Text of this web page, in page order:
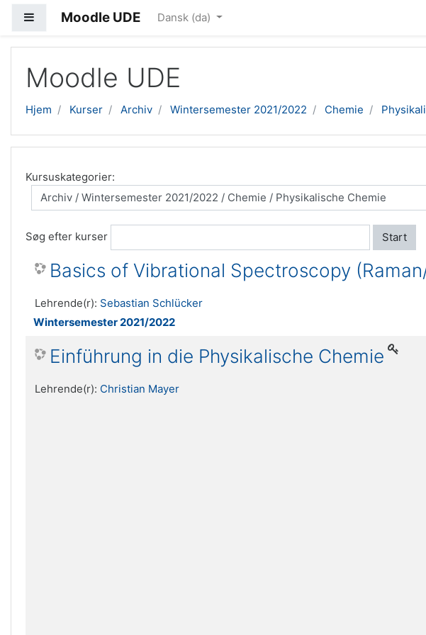
SidepanelMoodle UDE Dansk ‎(da)‎
Moodle UDE
Hjem Kurser Archiv Wintersemester 2021/2022 Chemie
Kursuskategorier:
Søg efter kurser Start
Basics of Vibrational Spectroscopy
Lehrende(r): Sebastian Schlücker
Wintersemester 2021/2022
Einführung in die Physikalische Chemie
Lehrende(r): Christian Mayer